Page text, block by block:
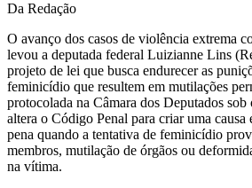
Da Redação
O avanço dos casos de violência extrema
levou a deputada federal Luizianne Lins
projeto de lei que busca endurecer as
feminicídio que resultem em mutilações
protocolada na Câmara dos Deputados
altera o Código Penal para criar uma causa
pena quando a tentativa de feminicídio
membros, mutilação de órgãos ou
na vítima.